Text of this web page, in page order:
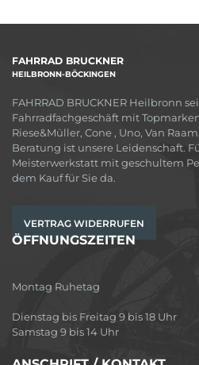
FAHRRAD BRUCKNER
HEILBRONN-BÖCKINGEN
FAHRRAD BRUCKNER Heilbronn
Fahrradfachgeschäft mit
Riese&Müller, Cone , Uno, Van
Beratung ist unsere Leidenschaft.
Meisterwerkstatt mit geschultem
dem Kauf für Sie da.
VERTRAG WIDERRUFEN
ÖFFNUNGSZEITEN
Montag Ruhetag
Dienstag bis Freitag 9 bis 18 Uhr
Samstag 9 bis 14 Uhr